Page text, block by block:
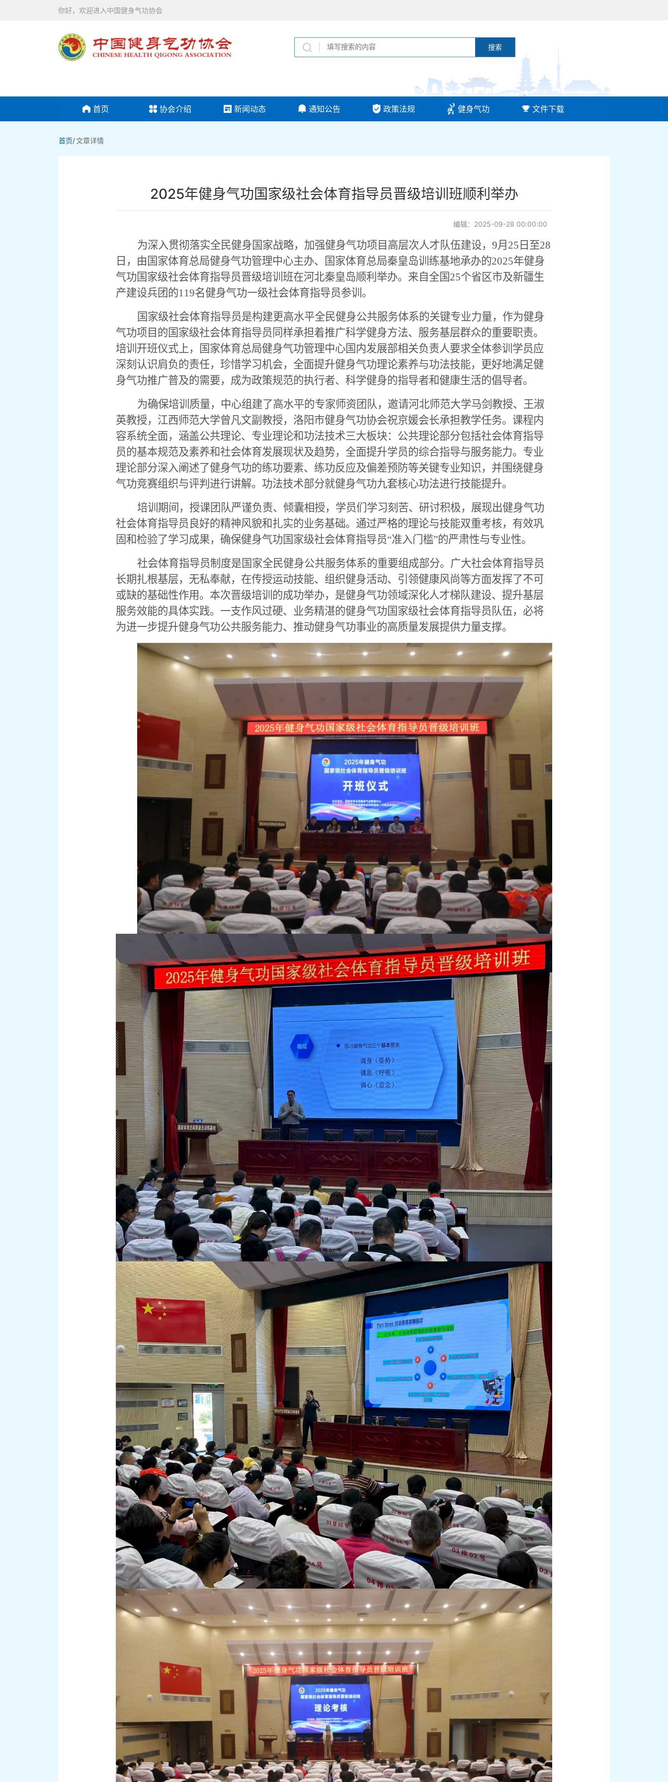
你好，欢迎进入中国健身气功协会
搜索
首页 协会介绍 新闻动态 通知公告 政策法规 健身气功 文件下载
首页/文章详情
2025年健身气功国家级社会体育指导员晋级培训班顺利举办
编辑：2025-09-28 00:00:00
为深入贯彻落实全民健身国家战略，加强健身气功项目高层次人才队伍建设， 9月 25 日至28
日，由国家体育总局健身气功管理中心主办、国家体育总局秦皇岛训练基地承办的2025年健身
气功国家级社会体育指导员晋级培训班在河北秦皇岛顺利举办。来自全国 25个省区市及新疆生
产建设兵团的119名健身气功一级社会体育指导员参训。
国家级社会体育指导员是构建更高水平全民健身公共服务体系的关键专业力量，作为健身
气功项目的国家级社会体育指导员同样承担着推广科学健身方法、服务基层群众的重要职责。
培训开班仪式上，国家体育总局健身气功管理中心国内发展部相关负责人要求全体参训学员应
深刻认识肩负的责任，珍惜学习机会，全面提升健身气功理论素养与功法技能，更好地满足健
身气功推广普及的需要，成为政策规范的执行者、科学健身的指导者和健康生活的倡导者。
为确保培训质量，中心组建了高水平的专家师资团队，邀请河北师范大学马剑教授、王淑
英教授，江西师范大学曾凡文副教授，洛阳市健身气功协会祝京媛会长承担教学任务。课程内
容系统全面，涵盖公共理论、专业理论和功法技术三大板块：公共理论部分包括社会体育指导
员的基本规范及素养和社会体育发展现状及趋势，全面提升学员的综合指导与服务能力。专业
理论部分深入阐述了健身气功的练功要素、练功反应及偏差预防等关键专业知识，并围绕健身
气功竞赛组织与评判进行讲解。功法技术部分就健身气功九套核心功法进行技能提升。
培训期间，授课团队严谨负责、倾囊相授，学员们学习刻苦、研讨积极，展现出健身气功
社会体育指导员良好的精神风貌和扎实的业务基础。通过严格的理论与技能双重考核，有效巩
固和检验了学习成果，确保健身气功国家级社会体育指导员“准入门槛”的严肃性与专业性。
社会体育指导员制度是国家全民健身公共服务体系的重要组成部分。广大社会体育指导员
长期扎根基层，无私奉献，在传授运动技能、组织健身活动、引领健康风尚等方面发挥了不可
或缺的基础性作用。本次晋级培训的成功举办，是健身气功领域深化人才梯队建设、提升基层
服务效能的具体实践。一支作风过硬、业务精湛的健身气功国家级社会体育指导员队伍，必将
为进一步提升健身气功公共服务能力、推动健身气功事业的高质量发展提供力量支撑。